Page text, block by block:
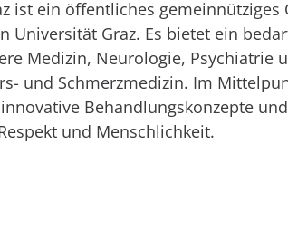
ist ein öffentliches gemeinnütziges
Universität Graz. Es bietet ein
Medizin, Neurologie, Psychiatrie
und Schmerzmedizin. Im
Behandlungskonzepte
und Menschlichkeit.